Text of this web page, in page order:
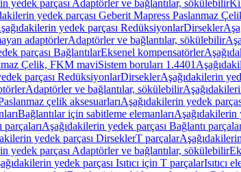
yedek parçası Adaptörler ve bağlantılar, sökülebilir
yedek parçası Geberit Mapress Paslanmaz
yedek parçası RedüksiyonlarDirsekler
adaptörlerAdaptörler ve bağlantılar, sökülebilir
parçası BağlantılarEksenel kompensatörler
Çelik, FKM maviSistem boruları 1.4401
parçası RedüksiyonlarDirseklerAşağıdakilerin
Adaptörler ve bağlantılar, sökülebilir
çelik aksesuarlarıAşağıdakilerin yedek
Bağlantılar için sabitleme elemanlarıAşağıdakilerin
parçalarıAşağıdakilerin yedek parçası Bağlantı
yedek parçası DirseklerT parçalar
yedek parçası Adaptörler ve bağlantılar, sökülebilir
yedek parçası Isıtıcı için T parçalarIsıtıcı